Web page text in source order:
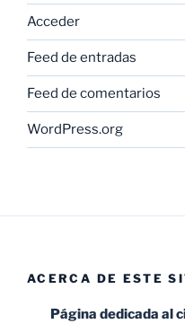
Acceder
Feed de entradas
Feed de comentarios
WordPress.org
ACERCA DE ESTE
Página dedicada al